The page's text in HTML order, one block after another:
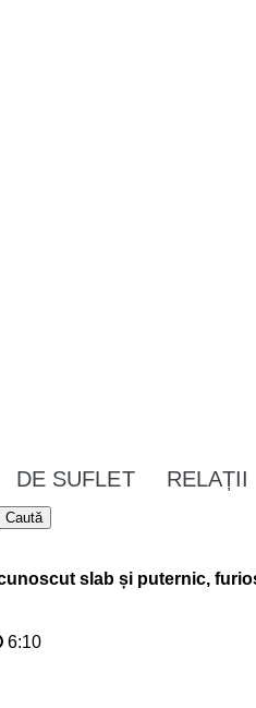
DE SUFLET RELAȚII
slab și puternic,
6:10